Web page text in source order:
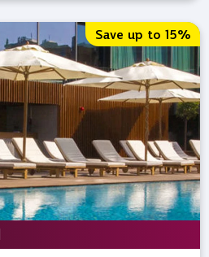
Save up to 15%